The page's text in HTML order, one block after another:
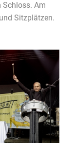
Schloss. Am
Sitzplätzen.